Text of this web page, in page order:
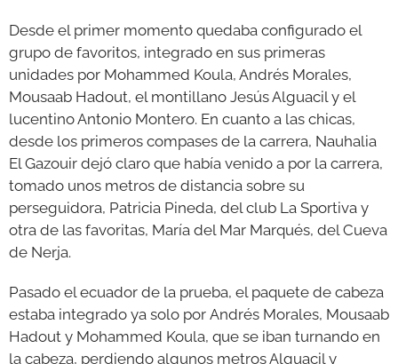
Desde el primer momento quedaba configurado el
grupo de favoritos, integrado en sus primeras
unidades por Mohammed Koula, Andrés Morales,
Mousaab Hadout, el montillano Jesús Alguacil y el
lucentino Antonio Montero. En cuanto a las chicas,
desde los primeros compases de la carrera, Nauhalia
El Gazouir dejó claro que había venido a por la carrera,
tomado unos metros de distancia sobre su
perseguidora, Patricia Pineda, del club La Sportiva y
otra de las favoritas, María del Mar Marqués, del Cueva
de Nerja.
Pasado el ecuador de la prueba, el paquete de cabeza
estaba integrado ya solo por Andrés Morales, Mousaab
Hadout y Mohammed Koula, que se iban turnando en
la cabeza, perdiendo algunos metros Alguacil y